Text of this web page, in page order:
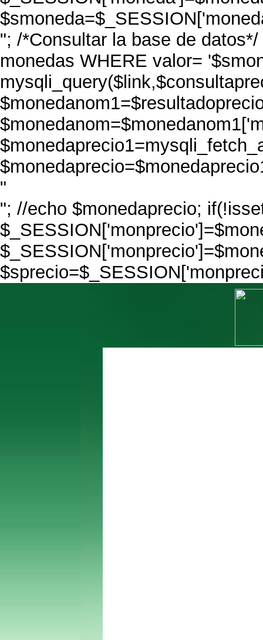
"; /*Consultar la base de
monedas WHERE valor=
"
"; //echo $monedaprecio;